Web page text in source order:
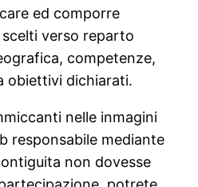
ed comporre
verso reparto
competenze,
obiettivi dichiarati.
nelle inmagini
responsabile mediante
non dovesse